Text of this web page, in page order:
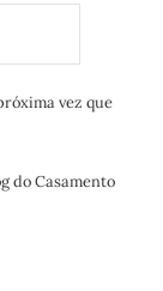
vez que
do Casamento